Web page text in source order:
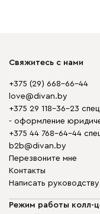
Свяжитесь с нами
+375 (29) 668-66-44
love@divan.by
+375 29 118-36-23
- оформление
+375 44 768-64-44
b2b@divan.by
Перезвоните мне
Контакты
Написать руководству
Режим работы колл-